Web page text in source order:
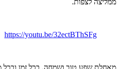
ממליצה לצפות.
https://youtu.be/32ectBThSFg